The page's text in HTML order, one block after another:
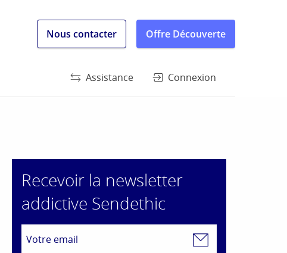
Nous contacter Offre Découverte
Assistance Connexion
Recevoir la newsletter
addictive Sendethic